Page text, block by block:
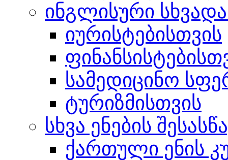
ინგლისური
იურისტებისთვის
სამედიცინო
ტურიზმისთვის
სხვა ენების
ქართული ენის